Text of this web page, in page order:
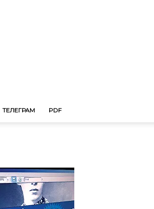
ТЕЛЕГРАМ PDF